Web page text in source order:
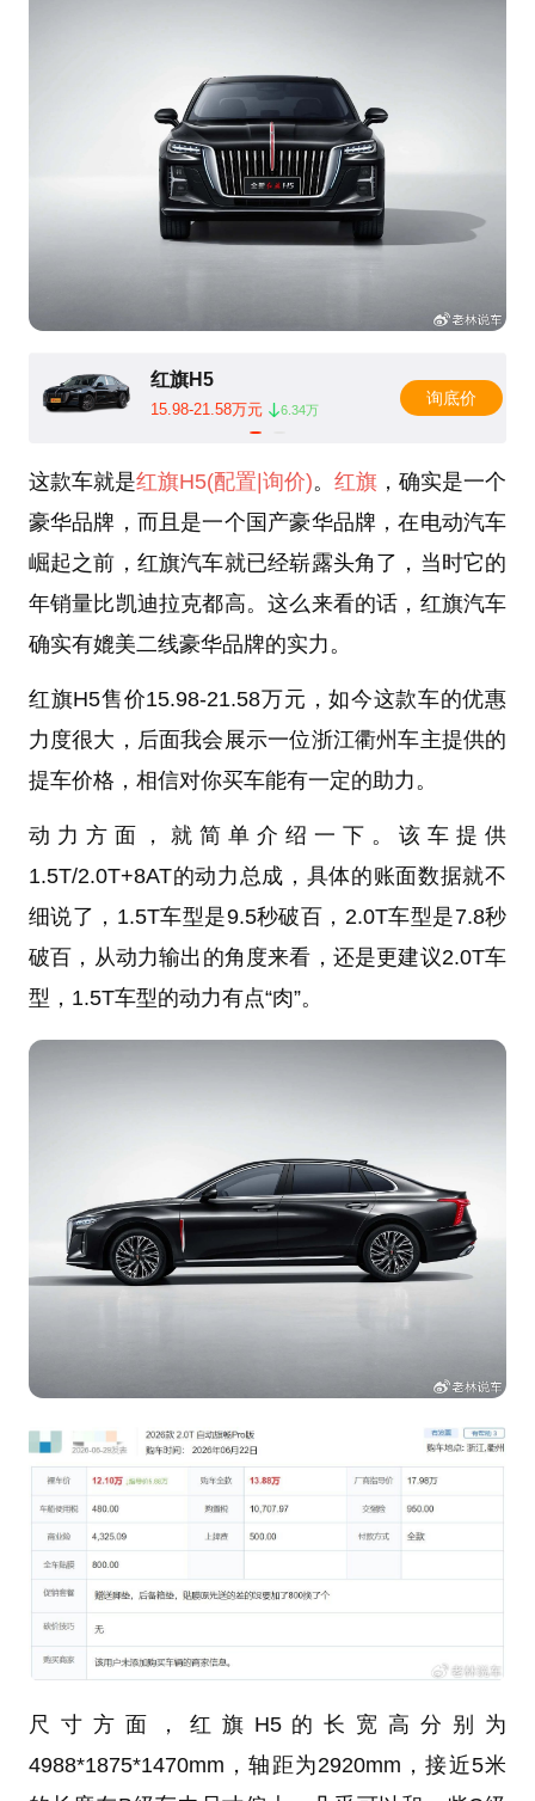
红旗H5
15.98-21.58万元 6.34万
询底价
这款车就是红旗H5(配置 |询价)。红旗 ，确实是一个
豪华品牌，而且是一个国产豪华品牌，在电动汽车
崛起之前，红旗汽车就已经崭露头角了，当时它的
年销量比凯迪拉克都高。这么来看的话，红旗汽车
确实有媲美二线豪华品牌的实力。
红旗H5售价15.98-21.58万元，如今这款车的优惠
力度很大，后面我会展示一位浙江衢州车主提供的
提车价格，相信对你买车能有一定的助力。
动力方面，就简单介绍一下。该车提供
1.5T/2.0T+8AT的动力总成，具体的账面数据就不
细说了，1.5T车型是9.5秒破百，2.0T车型是7.8秒
破百，从动力输出的角度来看，还是更建议2.0T车
型，1.5T车型的动力有点“肉”。
尺寸方面，红旗H5的长宽高分别为
4988*1875*1470mm，轴距为2920mm，接近5米